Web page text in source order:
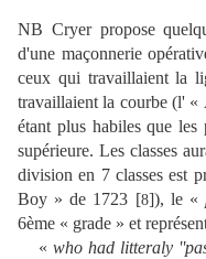
NB Cryer propose
d'une maçonnerie
ceux qui travaillaient la
travaillaient la courbe (l' «
étant plus habiles que les
supérieure. Les classes
division en 7 classes est
Boy » de 1723 [8]), le «
6ème « grade » et
« who had litteraly